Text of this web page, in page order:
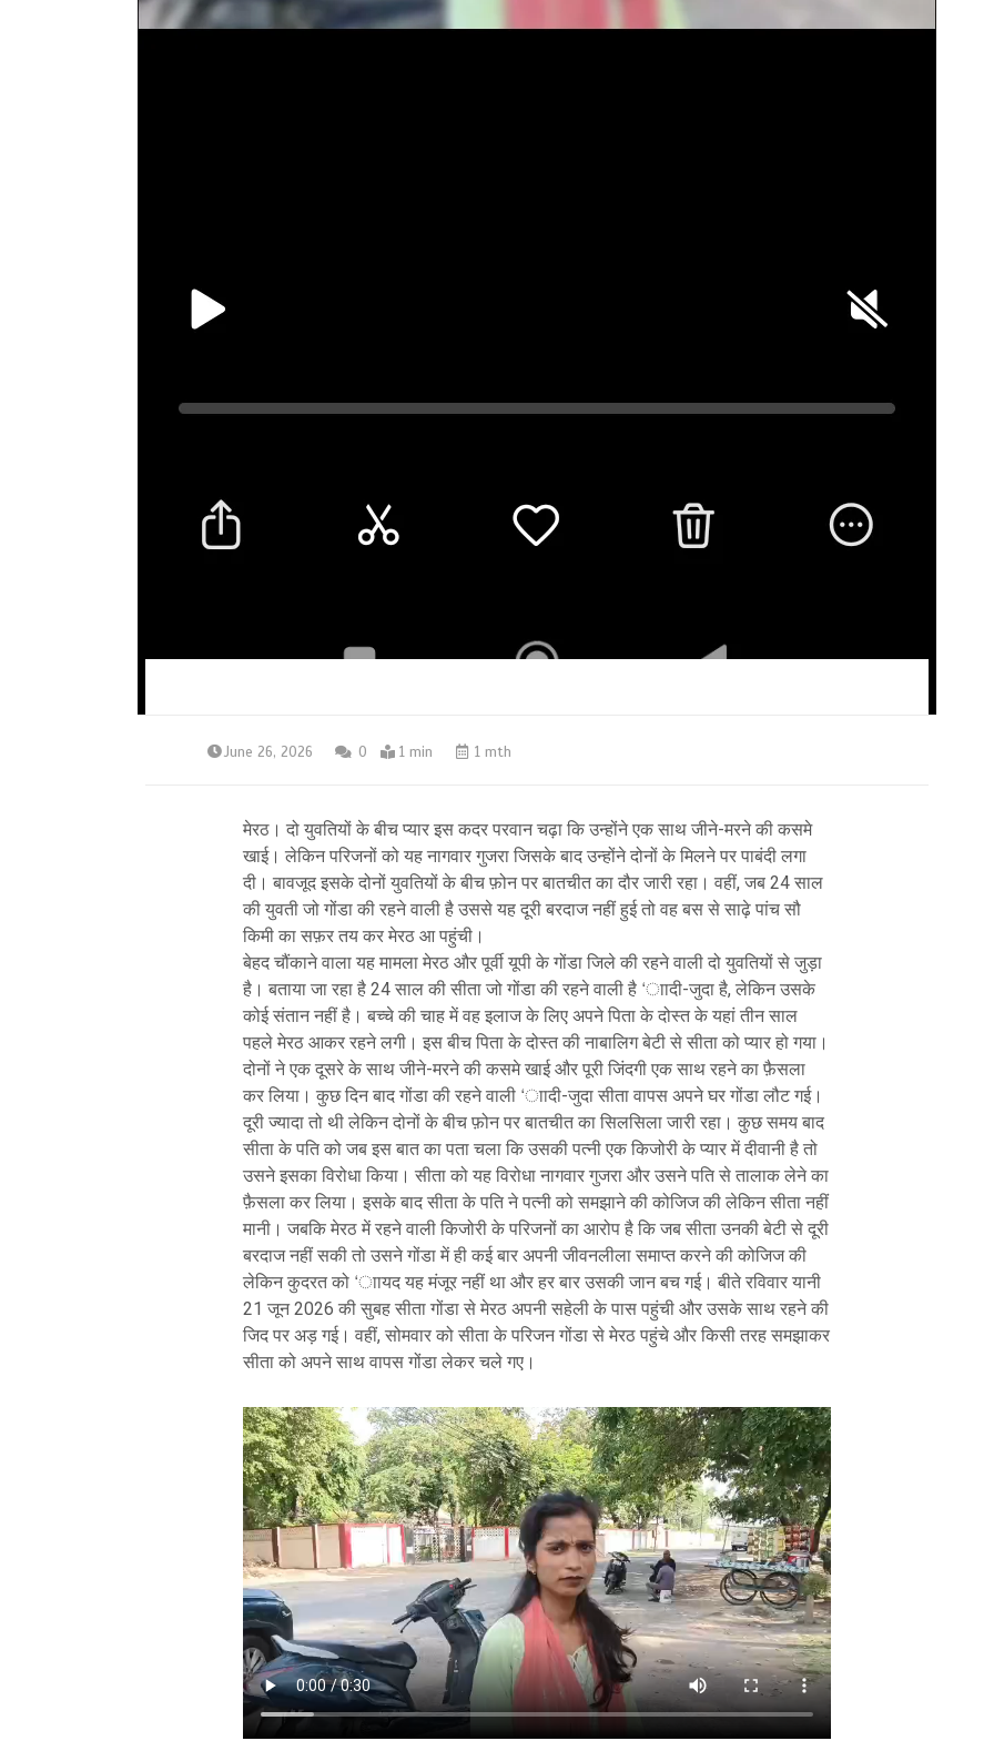
June 26, 2026 0 1 min 1 mth
मेरठ। दो युवतियों के बीच प्यार इस कदर परवान चढ़ा कि उन्होंने एक साथ जीने-मरने की कसमे
खाई। लेकिन परिजनों को यह नागवार गुजरा जिसके बाद उन्होंने दोनों के मिलने पर पाबंदी लगा
दी। बावजूद इसके दोनों युवतियों के बीच फ़ोन पर बातचीत का दौर जारी रहा। वहीं, जब 24 साल
की युवती जो गोंडा की रहने वाली है उससे यह दूरी बरदाज नहीं हुई तो वह बस से साढ़े पांच सौ
किमी का सफ़र तय कर मेरठ आ पहुंची।
बेहद चौंकाने वाला यह मामला मेरठ और पूर्वी यूपी के गोंडा जिले की रहने वाली दो युवतियों से जुड़ा
है। बताया जा रहा है 24 साल की सीता जो गोंडा की रहने वाली है ‘ाादी-जुदा है, लेकिन उसके
कोई संतान नहीं है। बच्चे की चाह में वह इलाज के लिए अपने पिता के दोस्त के यहां तीन साल
पहले मेरठ आकर रहने लगी। इस बीच पिता के दोस्त की नाबालिग बेटी से सीता को प्यार हो गया।
दोनों ने एक दूसरे के साथ जीने-मरने की कसमे खाई और पूरी जिंदगी एक साथ रहने का फ़ैसला
कर लिया। कुछ दिन बाद गोंडा की रहने वाली ‘ाादी-जुदा सीता वापस अपने घर गोंडा लौट गई।
दूरी ज्यादा तो थी लेकिन दोनों के बीच फ़ोन पर बातचीत का सिलसिला जारी रहा। कुछ समय बाद
सीता के पति को जब इस बात का पता चला कि उसकी पत्नी एक किजोरी के प्यार में दीवानी है तो
उसने इसका विरोधा किया। सीता को यह विरोधा नागवार गुजरा और उसने पति से तालाक लेने का
फ़ैसला कर लिया। इसके बाद सीता के पति ने पत्नी को समझाने की कोजिज की लेकिन सीता नहीं
मानी। जबकि मेरठ में रहने वाली किजोरी के परिजनों का आरोप है कि जब सीता उनकी बेटी से दूरी
बरदाज नहीं सकी तो उसने गोंडा में ही कई बार अपनी जीवनलीला समाप्त करने की कोजिज की
लेकिन कुदरत को ‘ाायद यह मंजूर नहीं था और हर बार उसकी जान बच गई। बीते रविवार यानी
21 जून 2026 की सुबह सीता गोंडा से मेरठ अपनी सहेली के पास पहुंची और उसके साथ रहने की
जिद पर अड़ गई। वहीं, सोमवार को सीता के परिजन गोंडा से मेरठ पहुंचे और किसी तरह समझाकर
सीता को अपने साथ वापस गोंडा लेकर चले गए।